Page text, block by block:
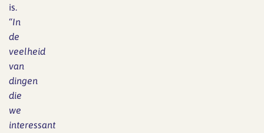
is.
“In
de
veelheid
van
dingen
die
we
interessant